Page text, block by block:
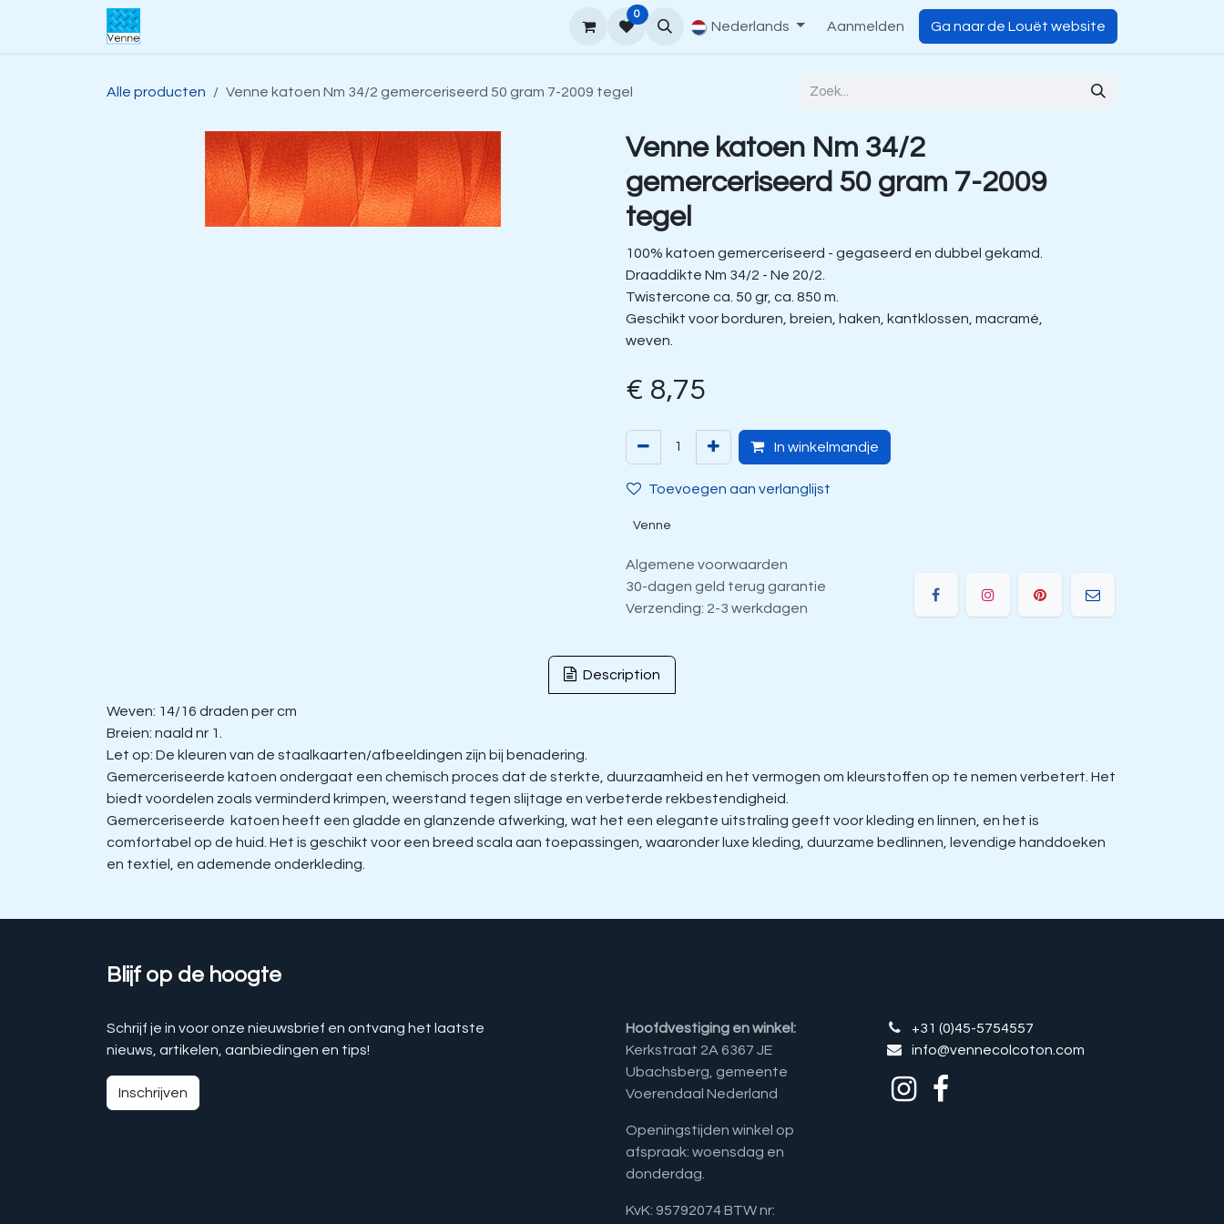
Overslaan naar inhoud
Hoe te bestellen Contact
0
Nederlands Aanmelden Ga naar de Louët website
Alle producten Venne katoen Nm 34/2 gemerceriseerd 50 gram 7-2009 tegel
Venne katoen Nm 34/2
gemerceriseerd 50 gram 7-2009
tegel
100% katoen gemerceriseerd - gegaseerd en dubbel gekamd.
Draaddikte Nm 34/2 - Ne 20/2.
Twistercone ca. 50 gr, ca. 850 m.
Geschikt voor borduren, breien, haken, kantklossen, macramé,
weven.
€ 8,75
In winkelmandje
Toevoegen aan verlanglijst
Venne
Algemene voorwaarden
30-dagen geld terug garantie
Verzending: 2-3 werkdagen
Description
Weven: 14/16 draden per cm
Breien: naald nr 1.
Let op: De kleuren van de staalkaarten/afbeeldingen zijn bij benadering.
Gemerceriseerde katoen ondergaat een chemisch proces dat de sterkte, duurzaamheid en het vermogen om kleurstoffen op te nemen verbetert. Het
biedt voordelen zoals verminderd krimpen, weerstand tegen slijtage en verbeterde rekbestendigheid.
Gemerceriseerde katoen heeft een gladde en glanzende afwerking, wat het een elegante uitstraling geeft voor kleding en linnen, en het is
comfortabel op de huid. Het is geschikt voor een breed scala aan toepassingen, waaronder luxe kleding, duurzame bedlinnen, levendige handdoeken
en textiel, en ademende onderkleding.
Blijf op de hoogte
Schrijf je in voor onze nieuwsbrief en ontvang het laatste
nieuws, artikelen, aanbiedingen en tips!
Inschrijven
Hoofdvestiging en winkel:
Kerkstraat 2A 6367 JE
Ubachsberg, gemeente
Voerendaal Nederland
Openingstijden winkel op
afspraak: woensdag en
donderdag.
KvK: 95792074 BTW nr:
+31 (0)45-5754557
info@vennecolcoton.com